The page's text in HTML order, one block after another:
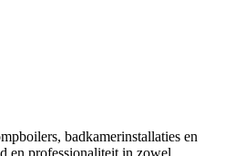
badkamerinstallaties en
en professionaliteit in zowel